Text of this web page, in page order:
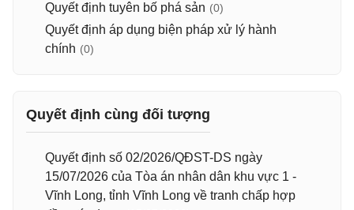
Quyết định tuyên bố phá sản (0)
Quyết định áp dụng biện pháp xử lý hành
chính (0)
Quyết định cùng đối tượng
Quyết định số 02/2026/QĐST-DS ngày
15/07/2026 của Tòa án nhân dân khu vực 1 -
Vĩnh Long, tỉnh Vĩnh Long về tranh chấp hợp